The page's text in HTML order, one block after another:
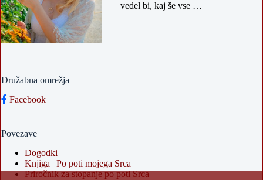
vedel bi, kaj še vse …
Družabna omrežja
Facebook
Povezave
Dogodki
Knjiga | Po poti mojega Srca
Priročnik za stopanje po poti Srca